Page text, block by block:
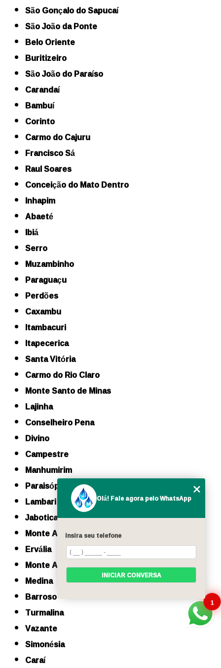
São Gonçalo do Sapucaí
São João da Ponte
Belo Oriente
Buritizeiro
São João do Paraíso
Carandaí
Bambuí
Corinto
Carmo do Cajuru
Francisco Sá
Raul Soares
Conceição do Mato Dentro
Inhapim
Abaeté
Ibiá
Serro
Muzambinho
Paraguaçu
Perdões
Caxambu
Itambacuri
Itapecerica
Santa Vitória
Carmo do Rio Claro
Monte Santo de Minas
Lajinha
Conselheiro Pena
Divino
Campestre
Manhumirim
Paraisópolis
Lambari
Jaboticatubas
Monte Azul
Ervália
Monte Alegre de Minas
Medina
Barroso
Turmalina
Vazante
Simonésia
Caraí
1
Olá! Fale agora pelo WhatsApp
Insira seu telefone
INICIAR CONVERSA